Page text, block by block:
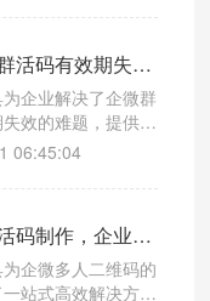
理，在竞争中脱颖
企业微信群活码有效期失效怎么办？企业微信二维码如何永久有效
企业解决了企微群
效的难题，提供了
方案。通过其丰富
营中更加高效地吸
更好的成绩。
06:45:04
企业微信活码制作，企业微信多人二维码怎么设置
企微多人二维码的
站式高效解决方